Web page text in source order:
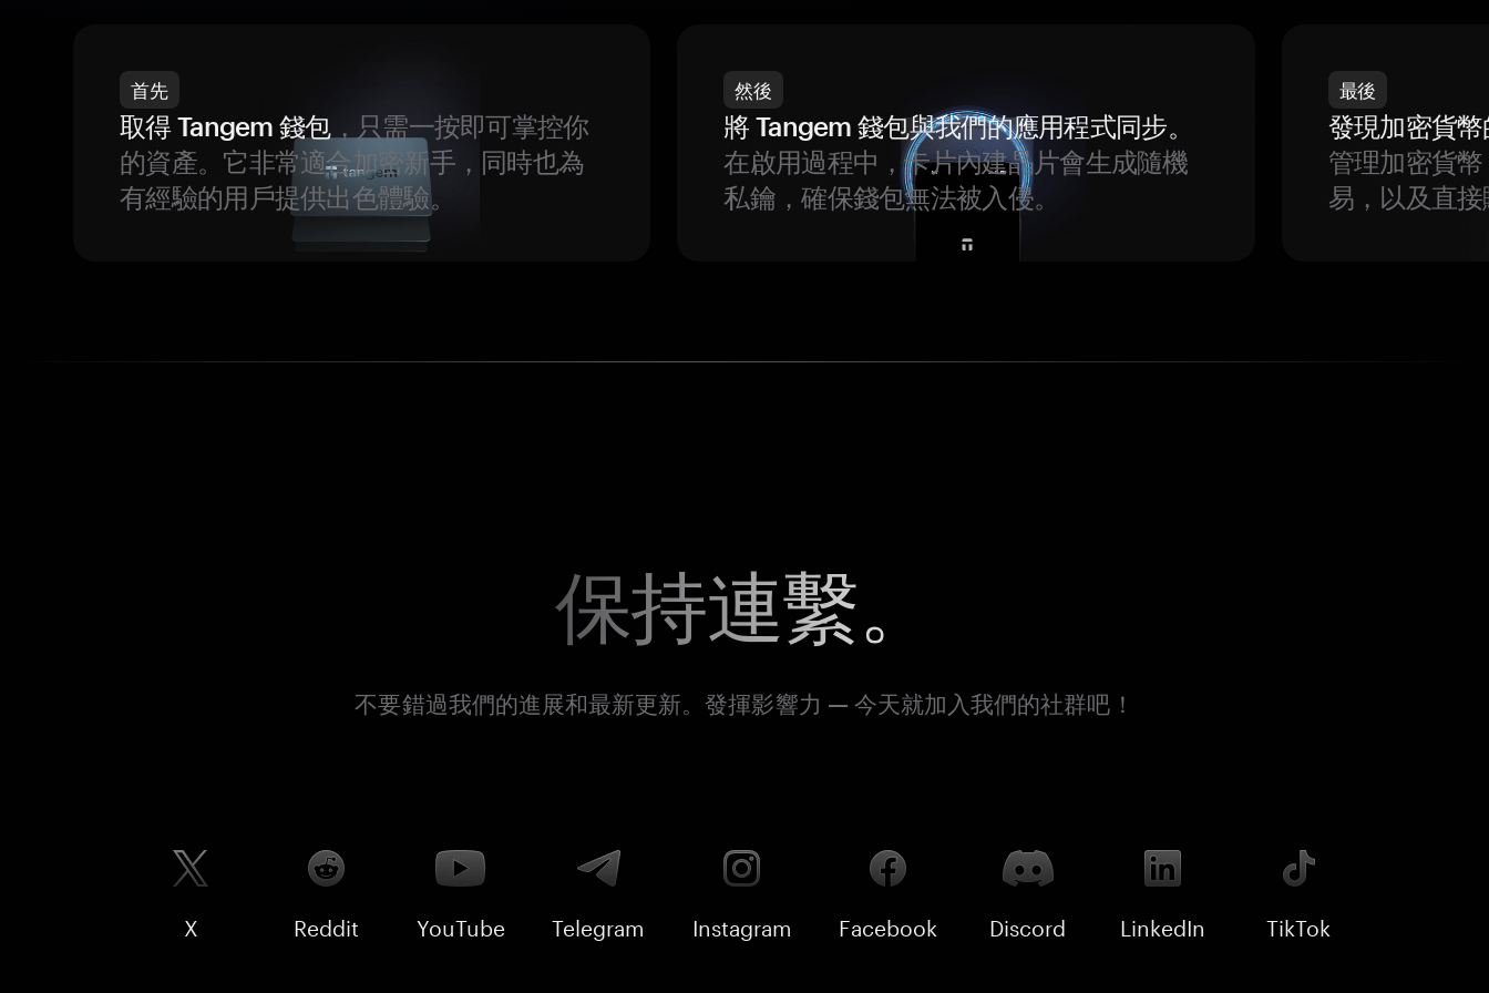
首先
取得 Tangem 錢包，只需一按即可掌控你
的資產。它非常適合加密新手，同時也為
有經驗的用戶提供出色體驗。
然後
將 Tangem 錢包與我們的應用程式同步。
在啟用過程中，卡片內建晶片會生成隨機
私鑰，確保錢包無法被入侵。
最後
發現加密貨
管理加密貨
易，以及直
保持連繫。
不要錯過我們的進展和最新更新。發揮影響力 — 今天就加入我們的社群吧！
X Reddit YouTube Telegram Instagram Facebook Discord LinkedIn TikTok